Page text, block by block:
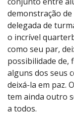
demonstração
delegada de
o incrível
como seu par,
possibilidade de,
alguns dos seus
deixá-la em paz.
tem ainda outro
a todos.